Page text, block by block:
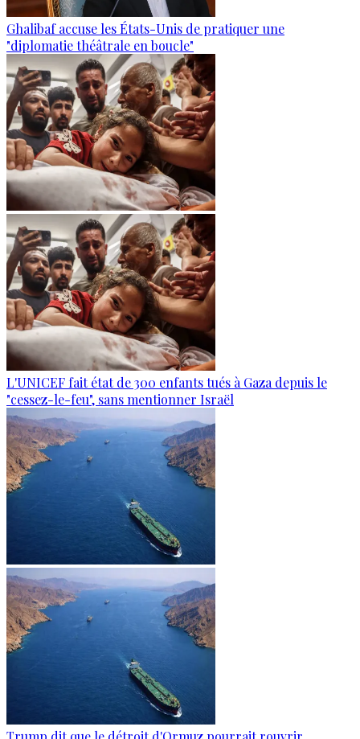
Ghalibaf accuse les États-Unis de pratiquer une
"diplomatie théâtrale en boucle"
L'UNICEF fait état de 300 enfants tués à Gaza depuis le
"cessez-le-feu", sans mentionner Israël